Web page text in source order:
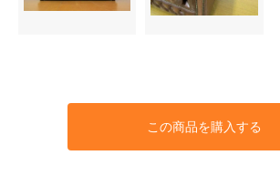
この商品を購入する